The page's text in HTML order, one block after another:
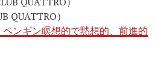
QUATTRO）
ンギン瞑想的で黙想的、前進的